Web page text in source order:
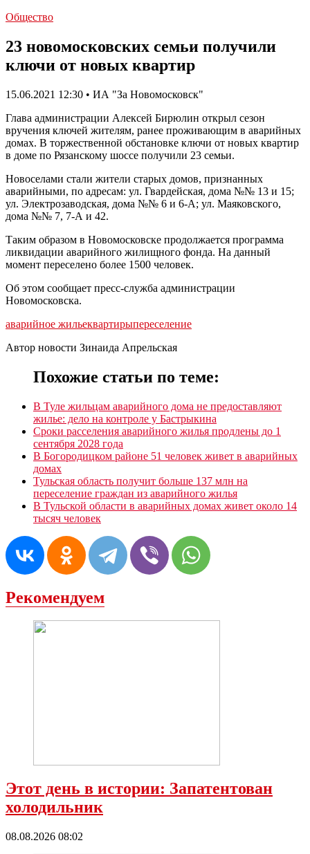
Общество
23 новомосковских семьи получили
ключи от новых квартир
15.06.2021 12:30 • ИА "За Новомосковск"
Глава администрации Алексей Бирюлин открыл сезон
вручения ключей жителям, ранее проживающим в аварийных
домах. В торжественной обстановке ключи от новых квартир
в доме по Рязанскому шоссе получили 23 семьи.
Новоселами стали жители старых домов, признанных
аварийными, по адресам: ул. Гвардейская, дома №№ 13 и 15;
ул. Электрозаводская, дома №№ 6 и 6-А; ул. Маяковского,
дома №№ 7, 7-А и 42.
Таким образом в Новомосковске продолжается программа
ликвидации аварийного жилищного фонда. На данный
момент переселено более 1500 человек.
Об этом сообщает пресс-служба администрации
Новомосковска.
аварийное жильеквартирыпереселение
Автор новости Зинаида Апрельская
Похожие статьи по теме:
В Туле жильцам аварийного дома не предоставляют
жилье: дело на контроле у Бастрыкина
Сроки расселения аварийного жилья продлены до 1
сентября 2028 года
В Богородицком районе 51 человек живет в аварийных
домах
Тульская область получит больше 137 млн на
переселение граждан из аварийного жилья
В Тульской области в аварийных домах живет около 14
тысяч человек
Рекомендуем
Этот день в истории: Запатентован
холодильник
08.08.2026 08:02